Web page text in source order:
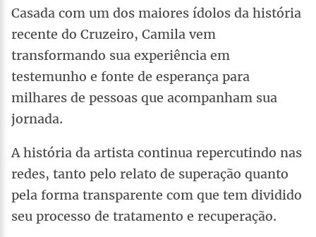
Casada com um dos maiores ídolos da história
recente do Cruzeiro, Camila vem
transformando sua experiência em
testemunho e fonte de esperança para
milhares de pessoas que acompanham sua
jornada.
A história da artista continua repercutindo nas
redes, tanto pelo relato de superação quanto
pela forma transparente com que tem dividido
seu processo de tratamento e recuperação.